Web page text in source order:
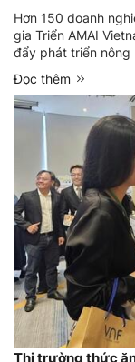
Hơn 150 doanh
gia Triển AMAI
đẩy phát triển nông
Đọc thêm
Thị trường thức